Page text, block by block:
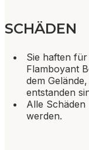
SCHÄDEN
Sie haften
Flamboyant
dem
entstanden
Alle
werden.